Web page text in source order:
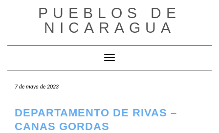
PUEBLOS DE
NICARAGUA
Cambiar modo de navegación
7 de mayo de 2023
DEPARTAMENTO DE RIVAS –
CANAS GORDAS